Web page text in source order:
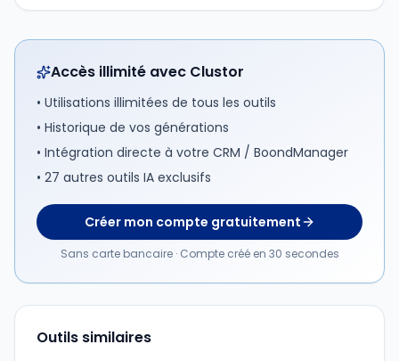
Accès illimité avec Clustor
• Utilisations illimitées de tous les outils
• Historique de vos générations
• Intégration directe à votre CRM / BoondManager
• 27 autres outils IA exclusifs
Créer mon compte gratuitement
Sans carte bancaire · Compte créé en 30 secondes
Outils similaires